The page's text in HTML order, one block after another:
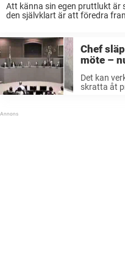
Att känna sin egen pruttlukt är
den självklart är att föredra
Chef
möte –
miljoner
Det kan
skratta åt